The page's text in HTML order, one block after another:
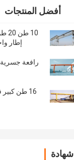
أفضل المنتجات
إطار
16 طن
شهادة